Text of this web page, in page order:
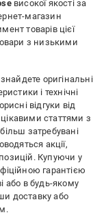
високої якості за
магазин
товарів цієї
з низькими
оригінальні
і технічні
відгуки від
статтями з
затребувані
акції,
Купуючи у
гарантією
або в будь-якому
доставку або